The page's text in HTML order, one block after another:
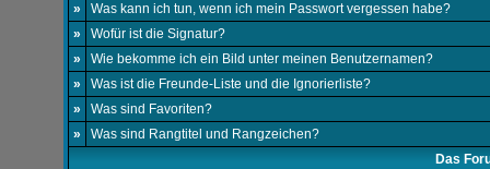
»
Was kann ich tun, wenn ich mein Passwort vergessen habe?
»
Wofür ist die Signatur?
»
Wie bekomme ich ein Bild unter meinen Benutzernamen?
»
Was ist die Freunde-Liste und die Ignorierliste?
»
Was sind Favoriten?
»
Was sind Rangtitel und Rangzeichen?
Das